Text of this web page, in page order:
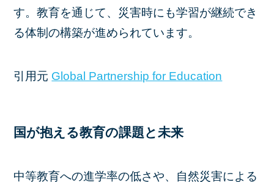
す。​教育を通じて、災害時にも学習が継続でき
る体制の構築が進められています。
引用元 ​ Global Partnership for Education
国が抱える教育の課題と未来
中等教育への進学率の低さや、自然災害による